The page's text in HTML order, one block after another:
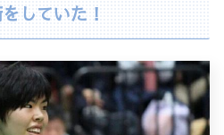
していた！